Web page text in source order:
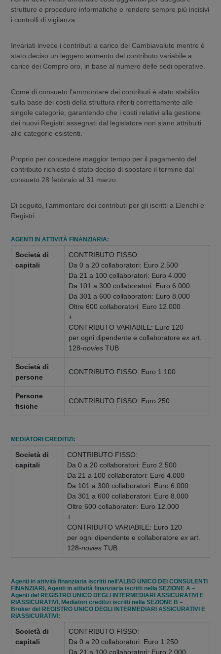
strutture e procedure informatiche e rendere sempre più incisivi
i controlli di vigilanza.
Invariati invece i contributi a carico dei Cambiavalute mentre è
stato deciso un leggero aumento del contributo variabile a
carico dei Compro oro, in base al numero delle sedi operative.
Come di consueto l’ammontare dei contributi è stato stabilito
sulla base dei costi della struttura riferiti correttamente alle
singole categorie, garantendo che i costi relativi alla gestione
dei nuovi Registri assegnati dal legislatore non siano attribuiti
alle categorie esistenti.
Proprio per concedere maggior tempo per il pagamento del
contributo richiesto è stato deciso di spostare il termine dal
consueto 28 febbraio al 31 marzo.
Di seguito, l’ammontare dei contributi per gli iscritti a Elenchi e
Registri:
AGENTI IN ATTIVITÀ FINANZIARIA:
Società di
capitali
CONTRIBUTO FISSO:
Da 0 a 20 collaboratori: Euro 2.500
Da 21 a 100 collaboratori: Euro 4.000
Da 101 a 300 collaboratori: Euro 6.000
Da 301 a 600 collaboratori: Euro 8.000
Oltre 600 collaboratori: Euro 12.000
+
CONTRIBUTO VARIABILE: Euro 120
per ogni dipendente e collaboratore ex art.
128-novies TUB
Società di
persone
CONTRIBUTO FISSO: Euro 1.100
Persone
fisiche
CONTRIBUTO FISSO: Euro 250
MEDIATORI CREDITIZI:
Società di
capitali
CONTRIBUTO FISSO:
Da 0 a 20 collaboratori: Euro 2.500
Da 21 a 100 collaboratori: Euro 4.000
Da 101 a 300 collaboratori: Euro 6.000
Da 301 a 600 collaboratori: Euro 8.000
Oltre 600 collaboratori: Euro 12.000
+
CONTRIBUTO VARIABILE: Euro 120
per ogni dipendente e collaboratore ex art.
128-novies TUB
Agenti in attività finanziaria iscritti nell’ALBO UNICO DEI CONSULENTI
FINANZIARI, Agenti in attività finanziaria iscritti nella SEZIONE A –
Agenti del REGISTRO UNICO DEGLI INTERMEDIARI ASSICURATIVI E
RIASSICURATIVI, Mediatori creditizi iscritti nella SEZIONE B –
Broker del REGISTRO UNICO DEGLI INTERMEDIARI ASSICURATIVI E
RIASSICURATIVI:
Società di
capitali
CONTRIBUTO FISSO:
Da 0 a 20 collaboratori: Euro 1.250
Da 21 a 100 collaboratori: Euro 2.000